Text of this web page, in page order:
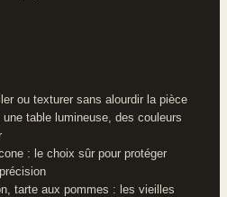
ou texturer sans alourdir la pièce
table lumineuse, des couleurs
: le choix sûr pour protéger
tarte aux pommes : les vieilles